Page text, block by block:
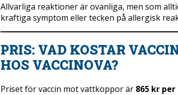
Allvarliga reaktioner är ovanliga, men som
kraftiga symptom eller tecken på allergisk
PRIS: VAD KOSTAR
HOS VACCINOVA?
Priset för vaccin mot vattkoppor är 865 kr per